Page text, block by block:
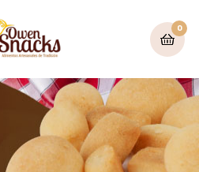
0